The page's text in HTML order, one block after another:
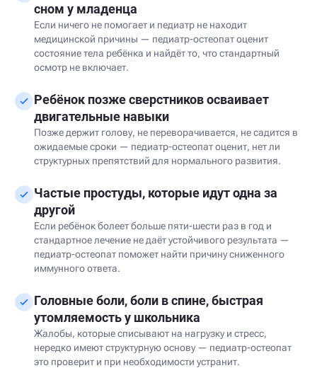
сном у младенца
Если ничего не помогает и педиатр не находит
медицинской причины — педиатр-остеопат оценит
состояние тела ребёнка и найдёт то, что стандартный
осмотр не включает.
Ребёнок позже сверстников осваивает
двигательные навыки
Позже держит голову, не переворачивается, не садится в
ожидаемые сроки — педиатр-остеопат оценит, нет ли
структурных препятствий для нормального развития.
Частые простуды, которые идут одна за
другой
Если ребёнок болеет больше пяти-шести раз в год и
стандартное лечение не даёт устойчивого результата —
педиатр-остеопат поможет найти причину сниженного
иммунного ответа.
Головные боли, боли в спине, быстрая
утомляемость у школьника
Жалобы, которые списывают на нагрузку и стресс,
нередко имеют структурную основу — педиатр-остеопат
это проверит и при необходимости устранит.